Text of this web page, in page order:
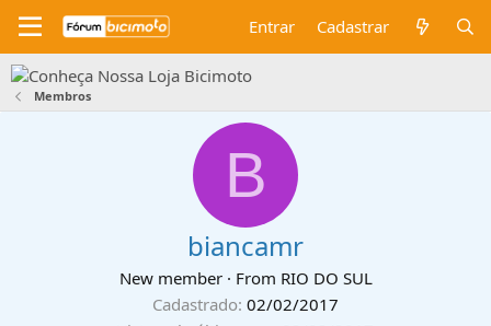
Entrar Cadastrar
Membros
B
biancamr
New member · From RIO DO SUL
Cadastrado 02/02/2017